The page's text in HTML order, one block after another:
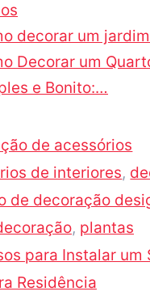
decorar um
Decorar um
e Bonito:…
de acessórios
de interiores,
de decoração
, plantas
para Instalar um
Residência